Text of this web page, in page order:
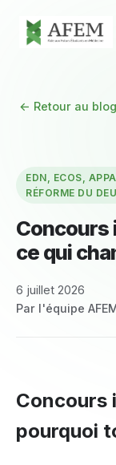
← Retour au blog
EDN, ECOS,
RÉFORME DU
Concours
ce qui
6 juillet 2026
Par l'équipe
Concours
pourquoi